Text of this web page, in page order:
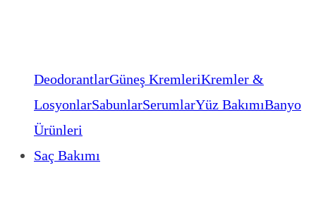
DeodorantlarGüneş KremleriKremler &
LosyonlarSabunlarSerumlarYüz BakımıBanyo
Ürünleri
Saç Bakımı